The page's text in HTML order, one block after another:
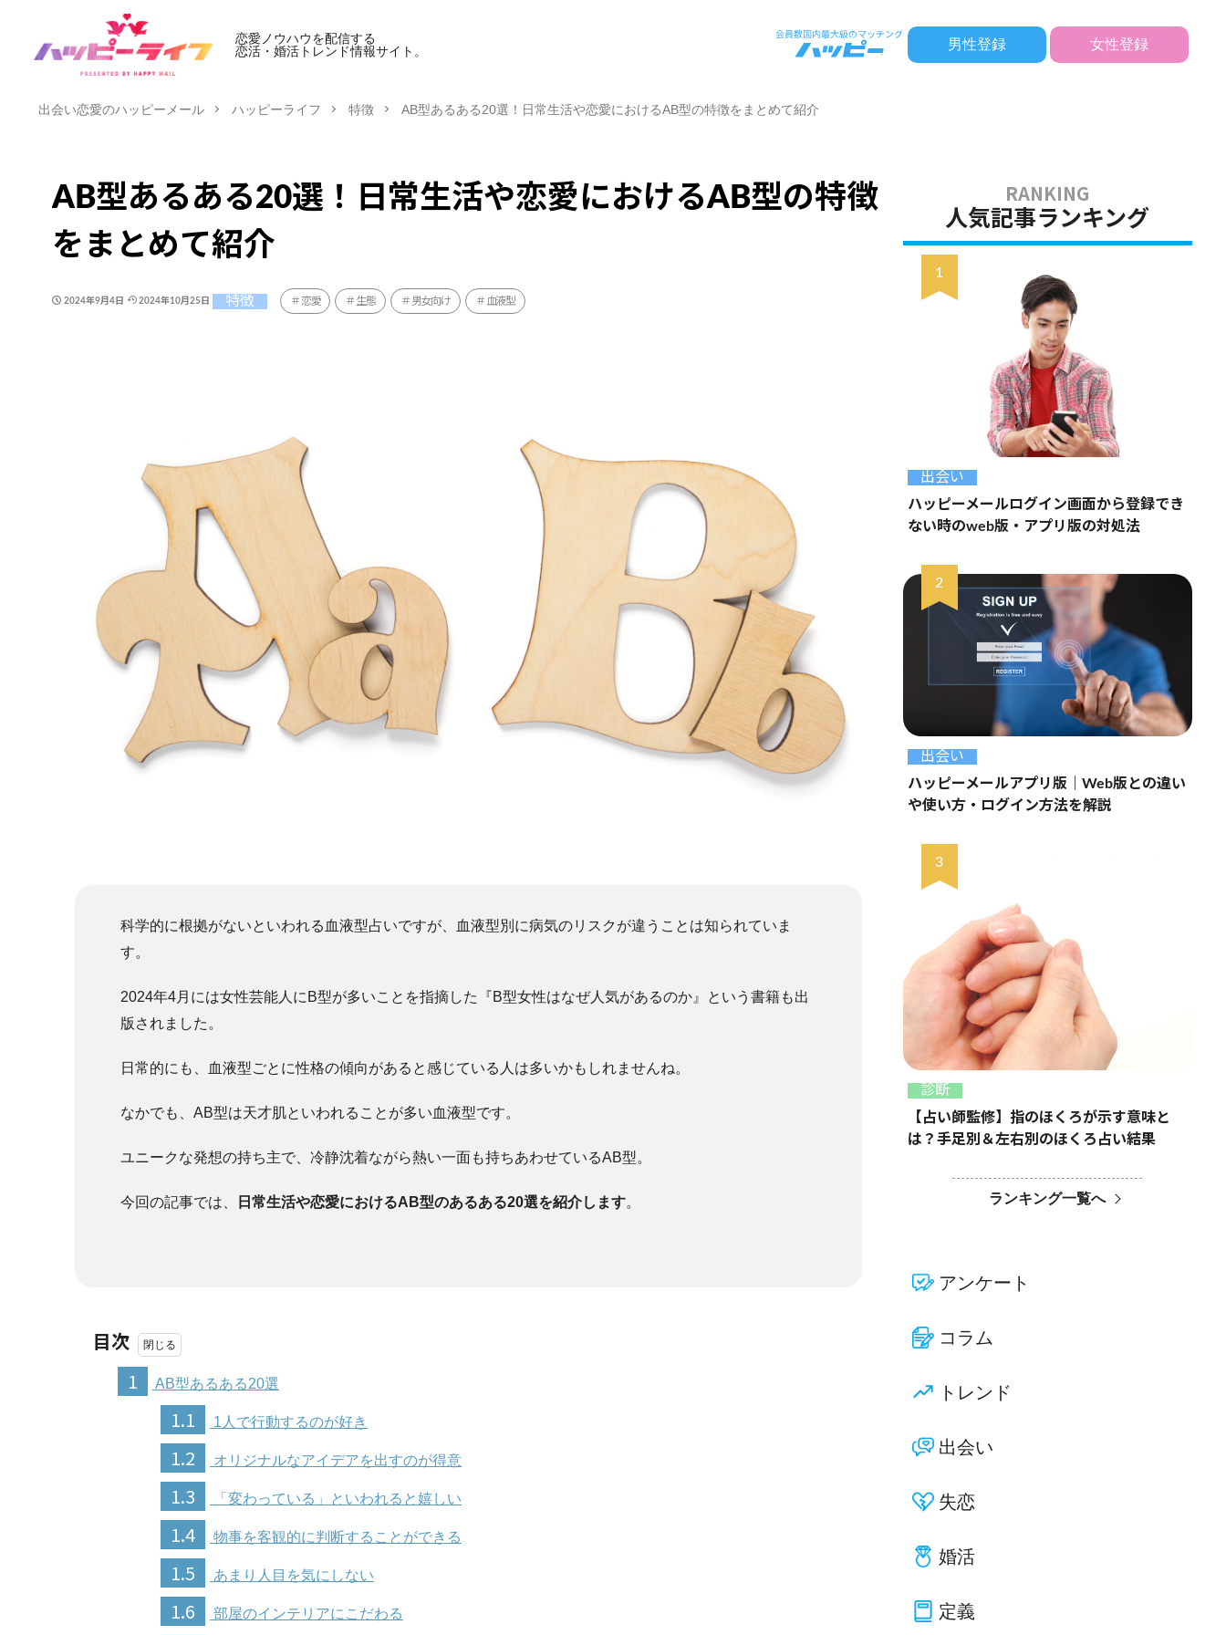
恋愛ノウハウを配信する
恋活・婚活トレンド情報サイト。
男性登録 女性登録
出会い恋愛のハッピーメール ハッピーライフ 特徴 AB型あるある20選！日常生活や恋愛におけるAB型の特徴をまとめて紹介
AB型あるある20選！日常生活や恋愛におけるAB型の特徴
をまとめて紹介
2024年9月4日 2024年10月25日 特徴 恋愛 生態 男女向け 血液型
科学的に根拠がないといわれる血液型占いですが、血液型別に病気のリスクが違うことは知られていま
す。
2024年4月には女性芸能人にB型が多いことを指摘した『B型女性はなぜ人気があるのか』という書籍も出
版されました。
日常的にも、血液型ごとに性格の傾向があると感じている人は多いかもしれませんね。
なかでも、AB型は天才肌といわれることが多い血液型です。
ユニークな発想の持ち主で、冷静沈着ながら熱い一面も持ちあわせているAB型。
今回の記事では、 日常生活や恋愛におけるAB型のあるある20選を紹介します。
目次
1
AB型あるある20選
1.1 1人で行動するのが好き
1.2 オリジナルなアイデアを出すのが得意
1.3 「変わっている」といわれると嬉しい
1.4 物事を客観的に判断することができる
1.5 あまり人目を気にしない
1.6 部屋のインテリアにこだわる
人気記事ランキング
出会い
ハッピーメールログイン画面から登録でき
ない時のweb版・アプリ版の対処法
出会い
ハッピーメールアプリ版｜Web版との違い
や使い方・ログイン方法を解説
診断
【占い師監修】指のほくろが示す意味と
は？手足別＆左右別のほくろ占い結果
ランキング一覧へ
アンケート
コラム
トレンド
出会い
失恋
婚活
定義